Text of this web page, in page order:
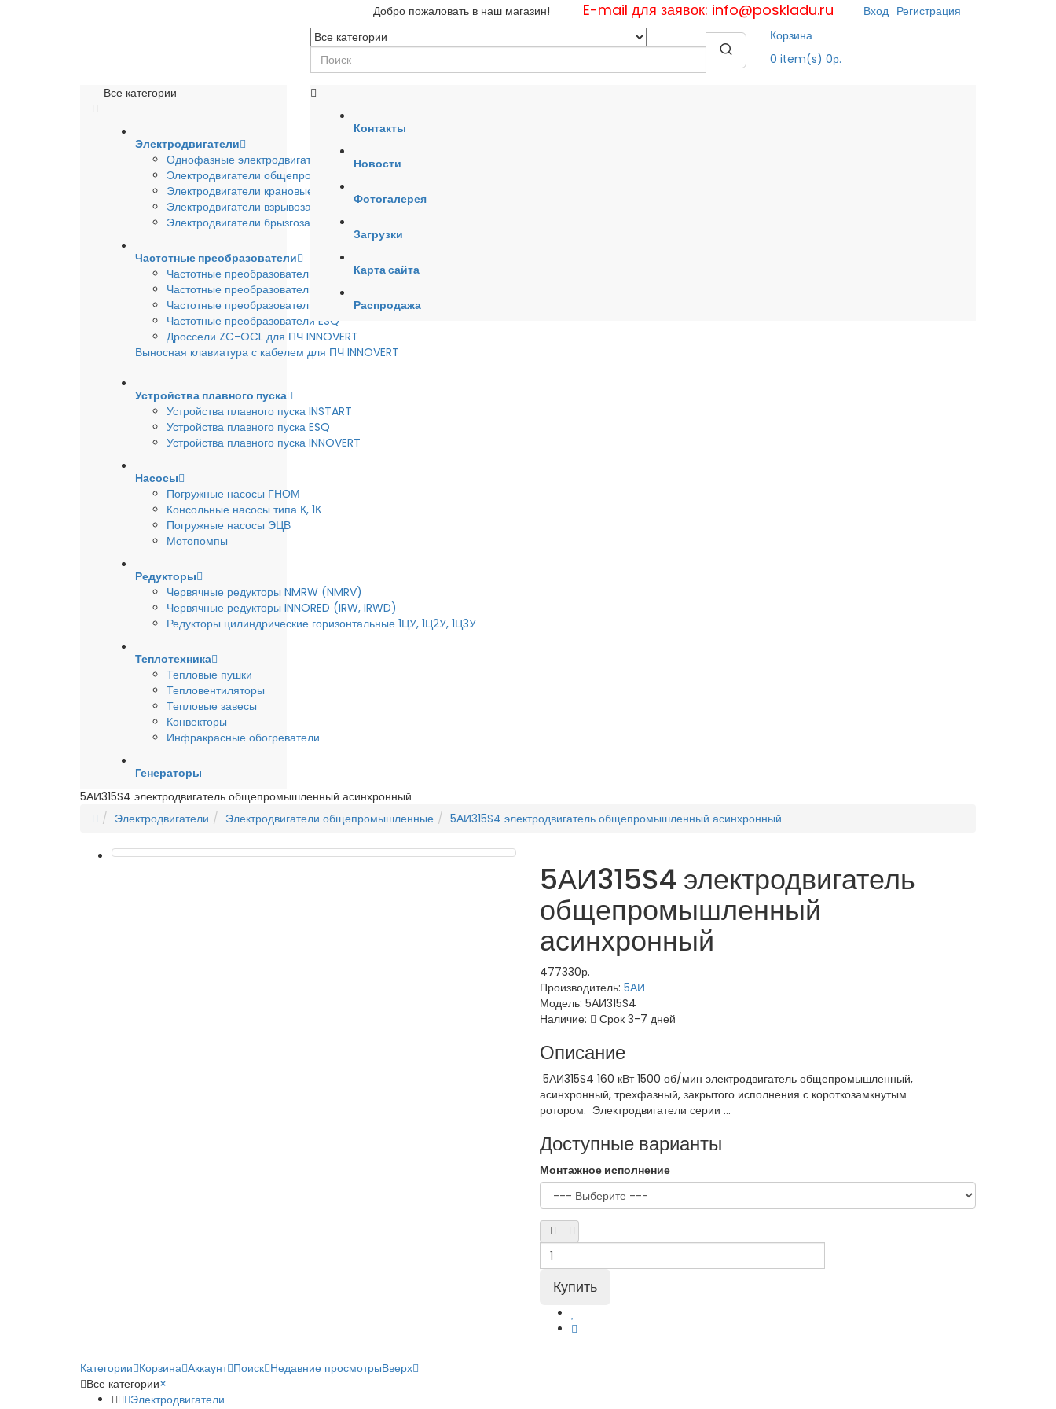
Добро пожаловать в наш магазин! E-mail для заявок: info@poskladu.ru Вход Регистрация
Корзина
0 item(s) 0р.
Все категории
Электродвигатели
Однофазные электродвигатели
Электродвигатели общепромышленные
Электродвигатели крановые
Электродвигатели взрывозащишенные
Электродвигатели брызгозащищенные
Частотные преобразователи
Частотные преобразователи INSTART
Частотные преобразователи INNOVERT
Частотные преобразователи HYUNDAI
Частотные преобразователи ESQ
Дроссели ZC-OCL для ПЧ INNOVERT
Выносная клавиатура с кабелем для ПЧ INNOVERT
Устройства плавного пуска
Устройства плавного пуска INSTART
Устройства плавного пуска ESQ
Устройства плавного пуска INNOVERT
Насосы
Погружные насосы ГНОМ
Консольные насосы типа К, 1К
Погружные насосы ЭЦВ
Мотопомпы
Редукторы
Червячные редукторы NMRW (NMRV)
Червячные редукторы INNORED (IRW, IRWD)
Редукторы цилиндрические горизонтальные 1ЦУ, 1Ц2У, 1Ц3У
Теплотехника
Тепловые пушки
Тепловентиляторы
Тепловые завесы
Конвекторы
Инфракрасные обогреватели
Генераторы
Контакты
Новости
Фотогалерея
Загрузки
Карта сайта
Распродажа
5АИ315S4 электродвигатель общепромышленный асинхронный
Электродвигатели
Электродвигатели общепромышленные 5АИ315S4 электродвигатель общепромышленный асинхронный
5АИ315S4 электродвигатель
общепромышленный
асинхронный
477330р.
Производитель: 5АИ
Модель: 5АИ315S4
Наличие:
Срок 3-7 дней
Описание
5АИ315S4 160 кВт 1500 об/мин электродвигатель общепромышленный,
асинхронный, трехфазный, закрытого исполнения с короткозамкнутым
ротором. Электродвигатели серии ...
Доступные варианты
Монтажное исполнение
Категории Корзина Аккаунт Поиск Недавние просмотрыВверх
Все категории×
Электродвигатели